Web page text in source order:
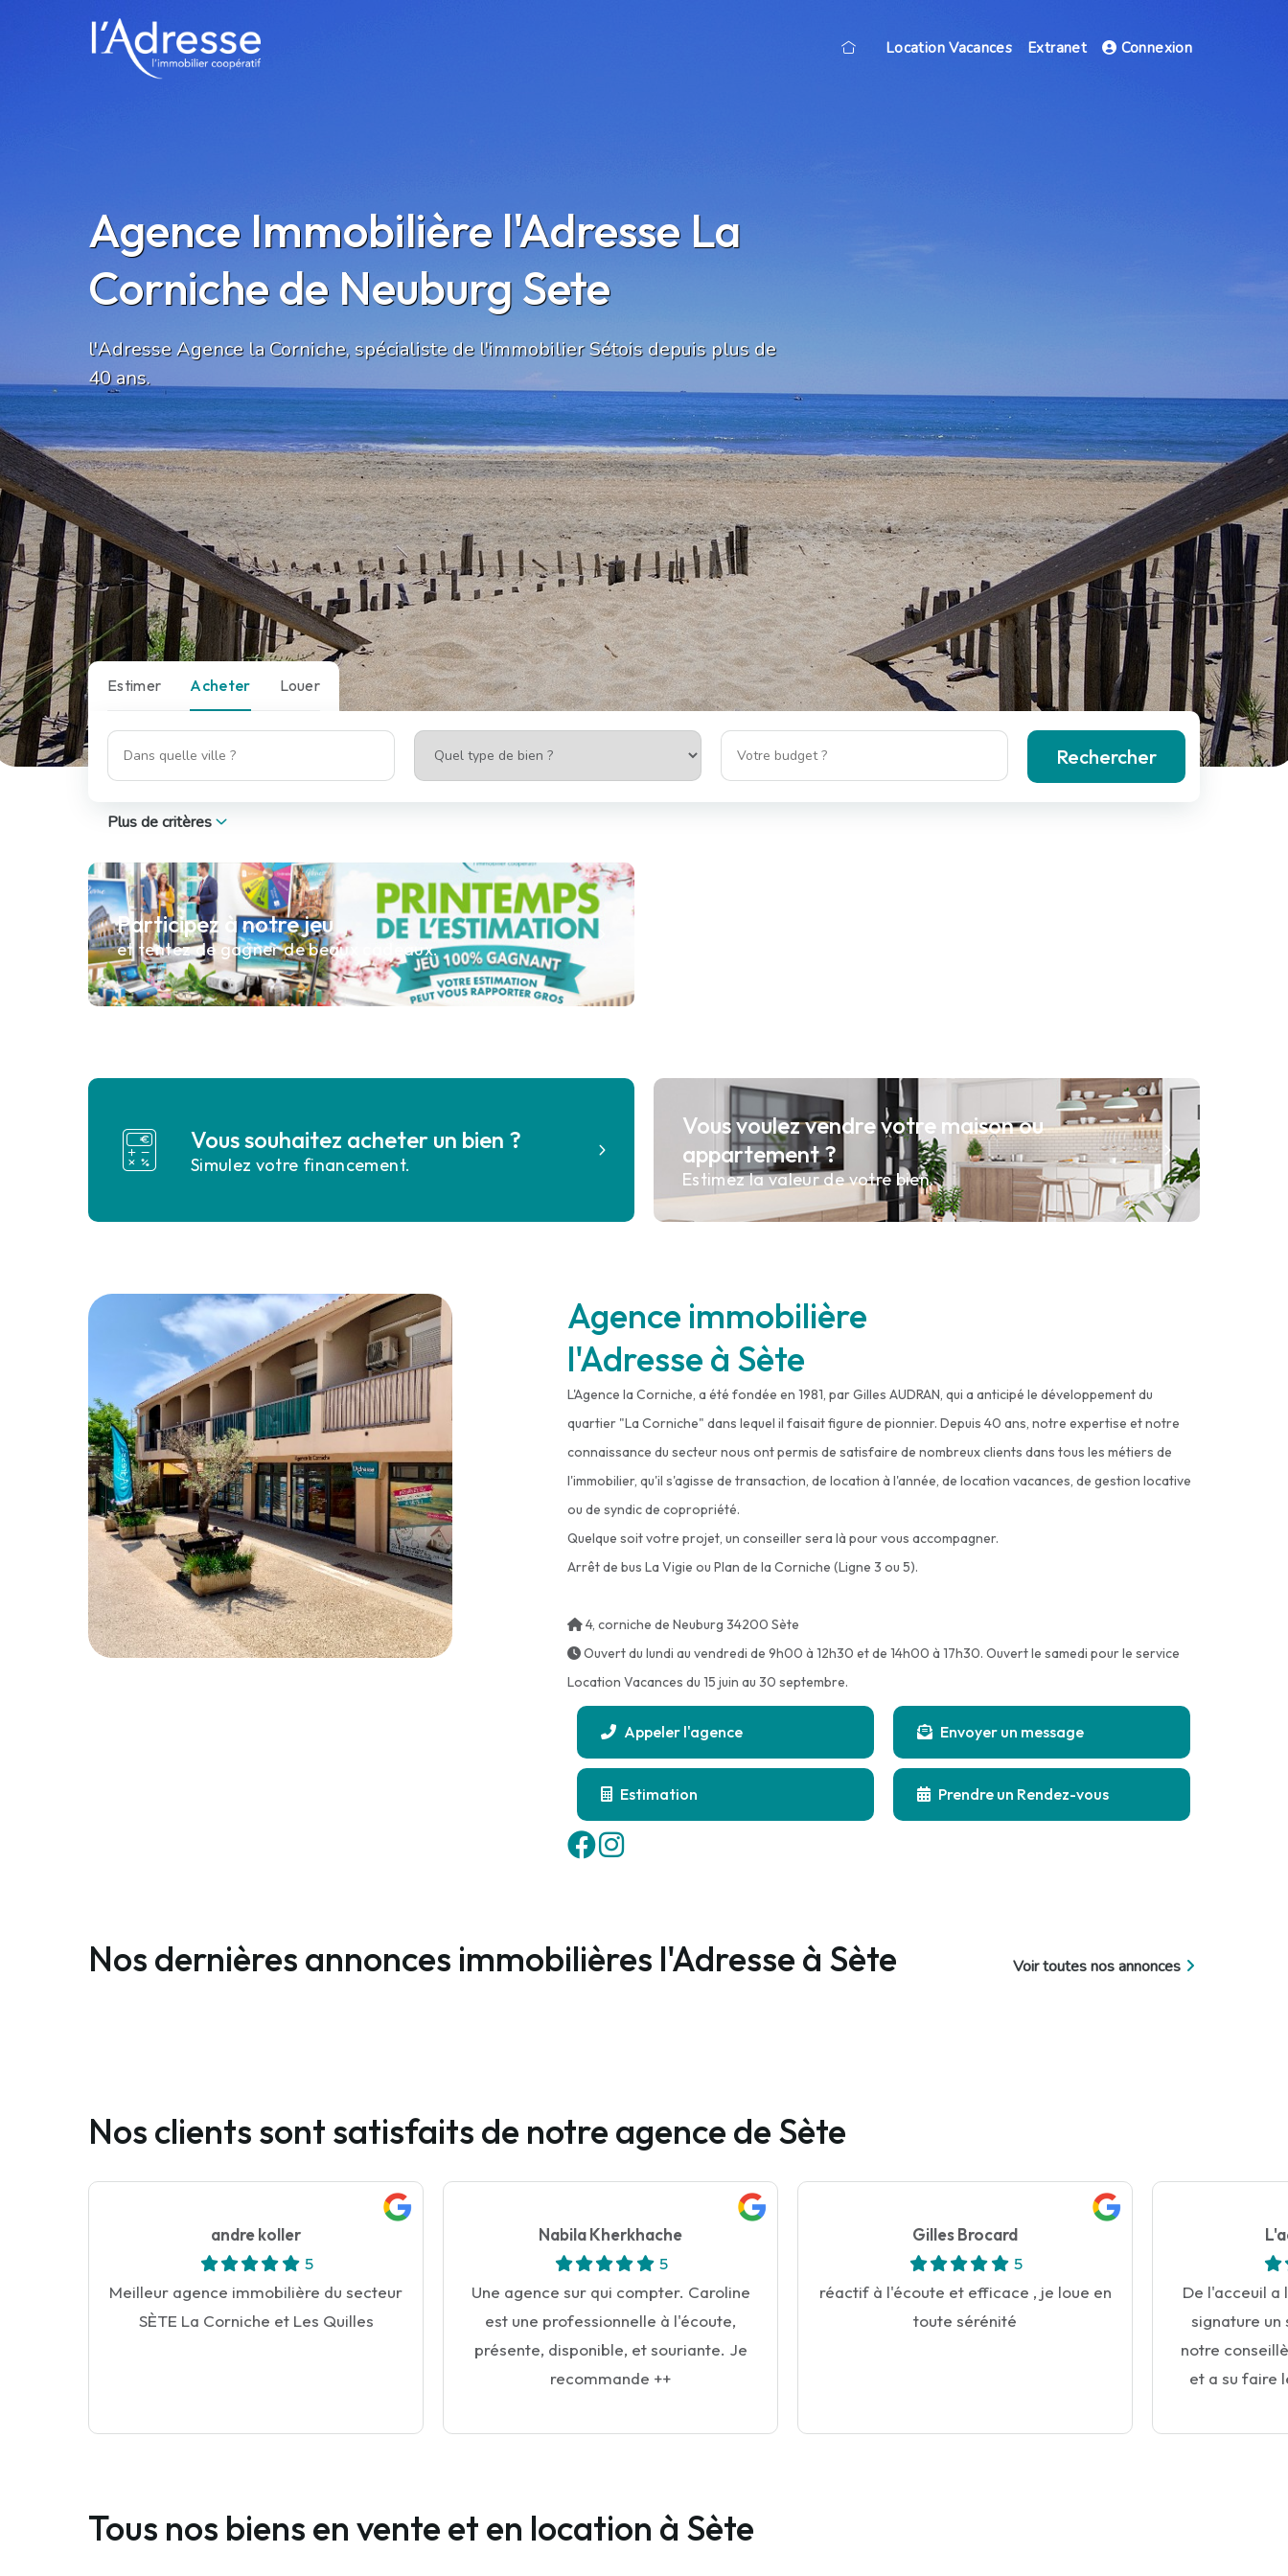
Location Vacances Extranet Connexion
Agence Immobilière l'Adresse La
Corniche de Neuburg Sete
l'Adresse Agence la Corniche, spécialiste de l'immobilier Sétois depuis plus de
40 ans.
Estimer Acheter Louer
Rechercher
Plus de critères
Participez à notre jeu
et tentez de gagner de beaux cadeaux.
Vous souhaitez acheter un bien ?
Simulez votre financement.
Vous voulez vendre votre maison ou
appartement ?
Estimez la valeur de votre bien.
Agence immobilière
l'Adresse à Sète
L'Agence la Corniche, a été fondée en 1981, par Gilles AUDRAN, qui a anticipé le développement du
quartier "La Corniche" dans lequel il faisait figure de pionnier. Depuis 40 ans, notre expertise et notre
connaissance du secteur nous ont permis de satisfaire de nombreux clients dans tous les métiers de
l'immobilier, qu'il s'agisse de transaction, de location à l'année, de location vacances, de gestion locative
ou de syndic de copropriété.
Quelque soit votre projet, un conseiller sera là pour vous accompagner.
Arrêt de bus La Vigie ou Plan de la Corniche (Ligne 3 ou 5).
4, corniche de Neuburg 34200 Sète
Ouvert du lundi au vendredi de 9h00 à 12h30 et de 14h00 à 17h30. Ouvert le samedi pour le service
Location Vacances du 15 juin au 30 septembre.
Appeler l'agence
Estimation
Envoyer un message
Prendre un Rendez-vous
Nos dernières annonces immobilières l'Adresse à Sète Voir toutes nos annonces
Nos clients sont satisfaits de notre agence de Sète
andre koller
5
Meilleur agence immobilière du secteur
SÈTE La Corniche et Les Quilles
Nabila Kherkhache
5
Une agence sur qui compter. Caroline
est une professionnelle à l'écoute,
présente, disponible, et souriante. Je
recommande ++
Gilles Brocard
5
réactif à l'écoute et efficace , je loue en
toute sérénité
De l'acceuil a
signature
notre
et a su faire
Tous nos biens en vente et en location à Sète